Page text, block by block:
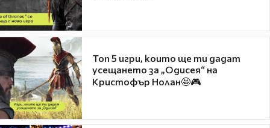
Топ 5 игри, които ще ти дадат
усещането за „Одисея“ на
Кристофър Нолан🤩🎮